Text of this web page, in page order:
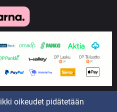
oikeudet pidätetään